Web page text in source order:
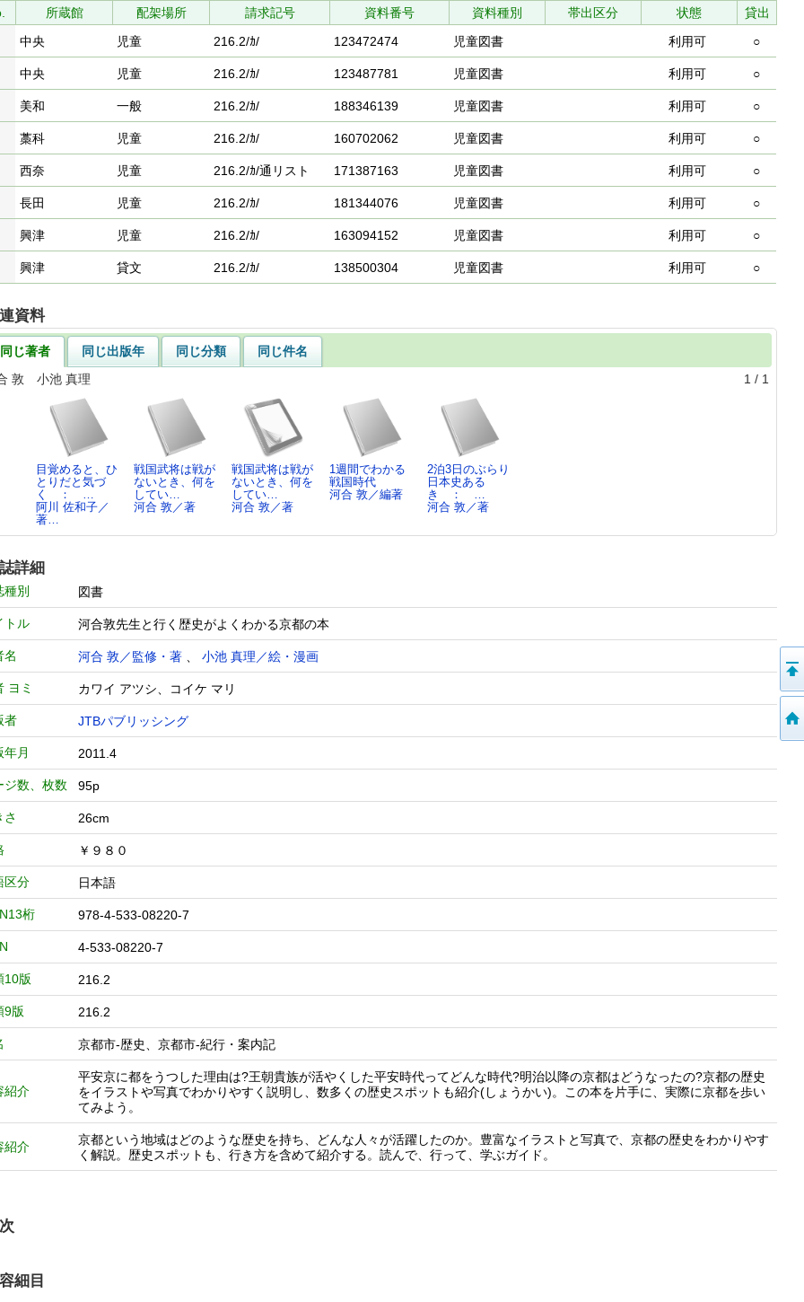
所蔵館 配架場所 請求記号 資料番号 資料種別 帯出区分 状態
貸出
中央 児童 216.2/ｶ/ 123472474 児童図書 利用可 ○
中央 児童 216.2/ｶ/ 123487781 児童図書 利用可 ○
美和 一般 216.2/ｶ/ 188346139 児童図書 利用可 ○
藁科 児童 216.2/ｶ/ 160702062 児童図書 利用可 ○
西奈 児童 216.2/ｶ/通リスト 171387163 児童図書 利用可 ○
長田 児童 216.2/ｶ/ 181344076 児童図書 利用可 ○
興津 児童 216.2/ｶ/ 163094152 児童図書 利用可 ○
興津 貸文 216.2/ｶ/ 138500304 児童図書 利用可 ○
資料
同じ著者 同じ出版年 同じ分類
同じ件名
敦 小池 真理
1 / 1
目覚めると、ひ
とりだと気づ
く ： …
阿川 佐和子／
著…
戦国武将は戦が
ないとき、何を
してい…
河合 敦／著
戦国武将は戦が
ないとき、何を
してい…
河合 敦／著
1週間でわかる
戦国時代
河合 敦／編著
2泊3日のぶらり
日本史ある
き ： …
河合 敦／著
詳細
種別 図書
トル 河合敦先生と行く歴史がよくわかる京都の本
名 河合 敦／監修・著 小池 真理／絵・漫画
ヨミ カワイ アツシ、コイケ マリ
者 JTBパブリッシング
年月 2011.4
ジ数、枚数 95p
さ 26cm
￥９８０
区分 日本語
桁 978-4-533-08220-7
4-533-08220-7
10版 216.2
9版 216.2
京都市-歴史、京都市-紀行・案内記
紹介
平安京に都をうつした理由は?王朝貴族が活やくした平安時代ってどんな時代?明治以降の京都はどうなったの?京都の歴史
をイラストや写真でわかりやすく説明し、数多くの歴史スポットも紹介(しょうかい)。この本を片手に、実際に京都を歩い
てみよう。
紹介
京都という地域はどのような歴史を持ち、どんな人々が活躍したのか。豊富なイラストと写真で、京都の歴史をわかりやす
く解説。歴史スポットも、行き方を含めて紹介する。読んで、行って、学ぶガイド。
細目